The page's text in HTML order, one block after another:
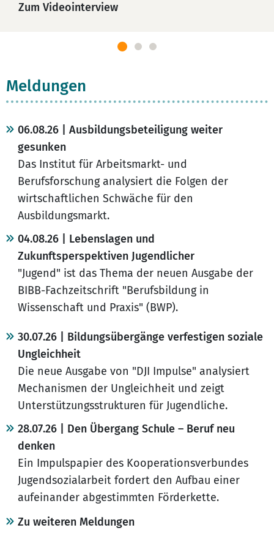
Zum Videointerview
Meldungen
06.08.26 | Ausbildungsbeteiligung weiter
gesunken
Das Institut für Arbeitsmarkt- und
Berufsforschung analysiert die Folgen der
wirtschaftlichen Schwäche für den
Ausbildungsmarkt.
04.08.26 | Lebenslagen und
Zukunftsperspektiven Jugendlicher
"Jugend" ist das Thema der neuen Ausgabe der
BIBB-Fachzeitschrift "Berufsbildung in
Wissenschaft und Praxis" (BWP).
30.07.26 | Bildungsübergänge verfestigen soziale
Ungleichheit
Die neue Ausgabe von "DJI Impulse" analysiert
Mechanismen der Ungleichheit und zeigt
Unterstützungsstrukturen für Jugendliche.
28.07.26 | Den Übergang Schule – Beruf neu
denken
Ein Impulspapier des Kooperationsverbundes
Jugendsozialarbeit fordert den Aufbau einer
aufeinander abgestimmten Förderkette.
Zu weiteren Meldungen